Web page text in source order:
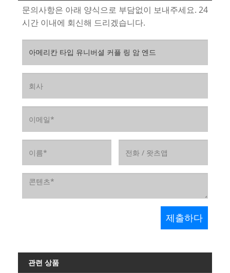
문의사항은 아래 양식으로 부담없이 보내주세요. 24
시간 이내에 회신해 드리겠습니다.
관련 상품